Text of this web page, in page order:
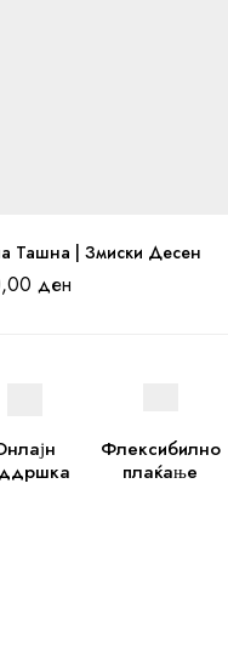
Ташна | Змиски Десен
ден
Флексибилно
плаќање